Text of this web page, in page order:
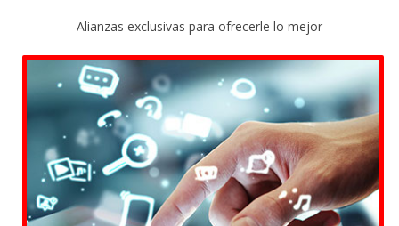
Alianzas exclusivas para ofrecerle lo mejor